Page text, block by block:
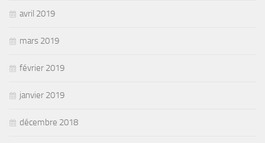
avril 2019
mars 2019
février 2019
janvier 2019
décembre 2018